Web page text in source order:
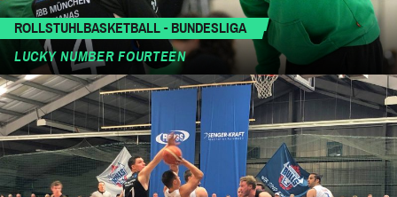
ROLLSTUHLBASKETBALL - BUNDESLIGA
LUCKY NUMBER FOURTEEN